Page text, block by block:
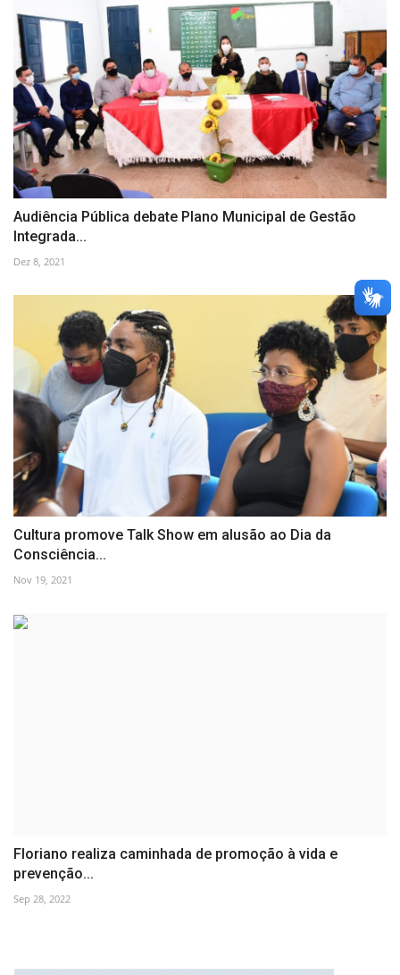
Audiência Pública debate Plano Municipal de Gestão
Integrada...
Dez 8, 2021
Cultura promove Talk Show em alusão ao Dia da
Consciência...
Nov 19, 2021
Floriano realiza caminhada de promoção à vida e
prevenção...
Sep 28, 2022